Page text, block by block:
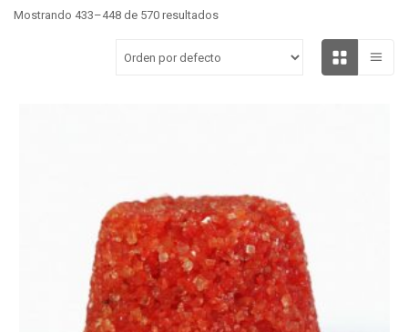
Mostrando 433–448 de 570 resultados